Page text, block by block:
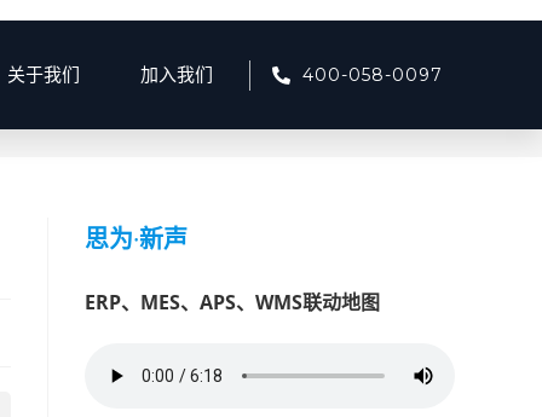
关于我们 加入我们 400-058-0097
8月 > 7 > 产品资讯 > 智慧广电如何实现发射台信号智能监测？
思为·新声
ERP、MES、APS、WMS联动地图